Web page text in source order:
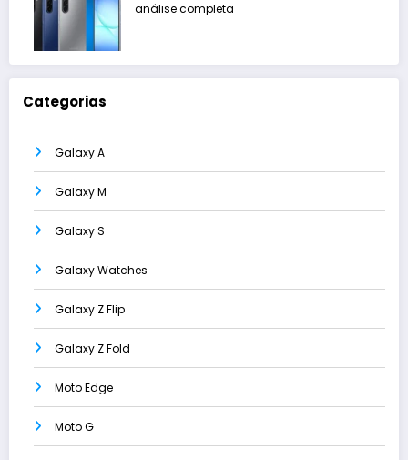
análise completa
Categorias
Galaxy A
Galaxy M
Galaxy S
Galaxy Watches
Galaxy Z Flip
Galaxy Z Fold
Moto Edge
Moto G